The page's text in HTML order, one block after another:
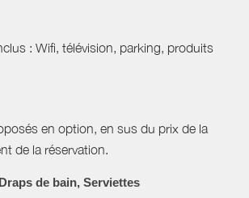
: Wifi, télévision, parking, produits
en option, en sus du prix de la
de la réservation.
de bain, Serviettes